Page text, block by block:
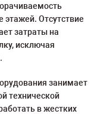
этажей. Отсутствие
затраты на
исключая
занимает
технической
в жестких